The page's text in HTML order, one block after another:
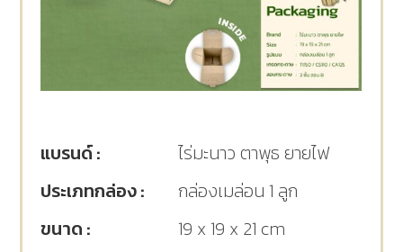
แบรนด์ :
ไร่มะนาว ตาพุธ ยายไฟ
ประเภทกล่อง :
กล่องเมล่อน 1 ลูก
ขนาด :
19 x 19 x 21 cm